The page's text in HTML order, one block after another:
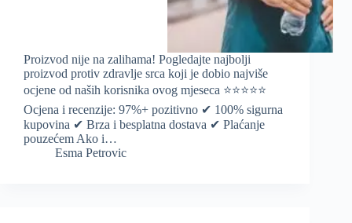
Proizvod nije na zalihama! Pogledajte najbolji
proizvod protiv zdravlje srca koji je dobio najviše
ocjene od naših korisnika ovog mjeseca ⭐️⭐️⭐️⭐️⭐️
Ocjena i recenzije: 97%+ pozitivno ✔ 100% sigurna
kupovina ✔ Brza i besplatna dostava ✔ Plaćanje
pouzećem Ako i…
Esma Petrovic